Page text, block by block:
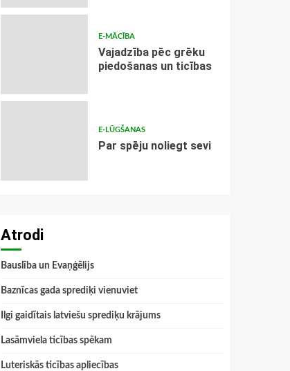
E-MĀCĪBA
Vajadzība pēc grēku
piedošanas un ticības
E-LŪGŠANAS
Par spēju noliegt sevi
Atrodi
Bauslība un Evaņģēlijs
Baznīcas gada sprediķi vienuviet
Ilgi gaidītais latviešu sprediķu krājums
Lasāmviela ticības spēkam
Luteriskās ticības apliecības